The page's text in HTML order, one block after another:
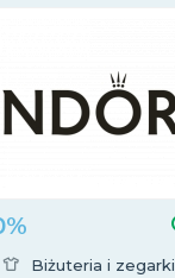
Biżuteria i zegarki